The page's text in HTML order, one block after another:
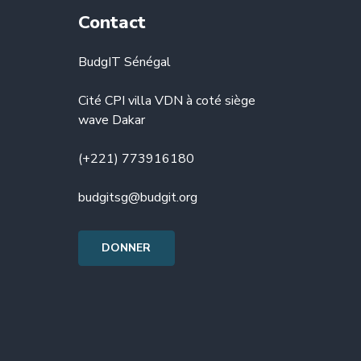
Contact
BudgIT Sénégal
Cité CPI villa VDN à coté siège
wave Dakar
(+221) 773916180
budgitsg@budgit.org
DONNER